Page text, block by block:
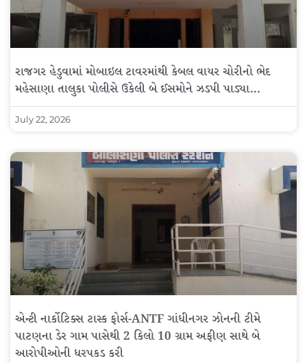
રાજગર હેડુવામાં મોબાઇલ ટાવરમાંથી કેબલ વાયર ચોરીનો ભેદ
મહેસાણા તાલુકા પોલીસે ઉકેલી બે ઈસમોને ઝડપી પાડ્યા…
July 22, 2026
એન્ટી નાર્કોટિક્સ ટાસ્ક ફોર્સ-ANTF ગાંધીનગર ઝોનની ટીમે
પાટણના ડેર ગામ પાસેથી 2 કિલો 10 ગ્રામ અફીણ સાથે બે
આરોપીઓની ધરપકડ કરી